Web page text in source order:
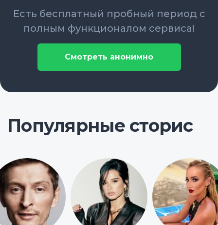
Есть бесплатный пробный период с
полным функционалом сервиса!
Смотреть анонимно
Популярные сторис